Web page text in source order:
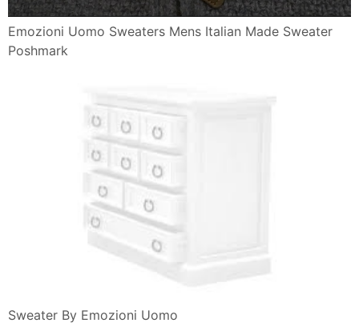
Emozioni Uomo Sweaters Mens Italian Made Sweater
Poshmark
Sweater By Emozioni Uomo